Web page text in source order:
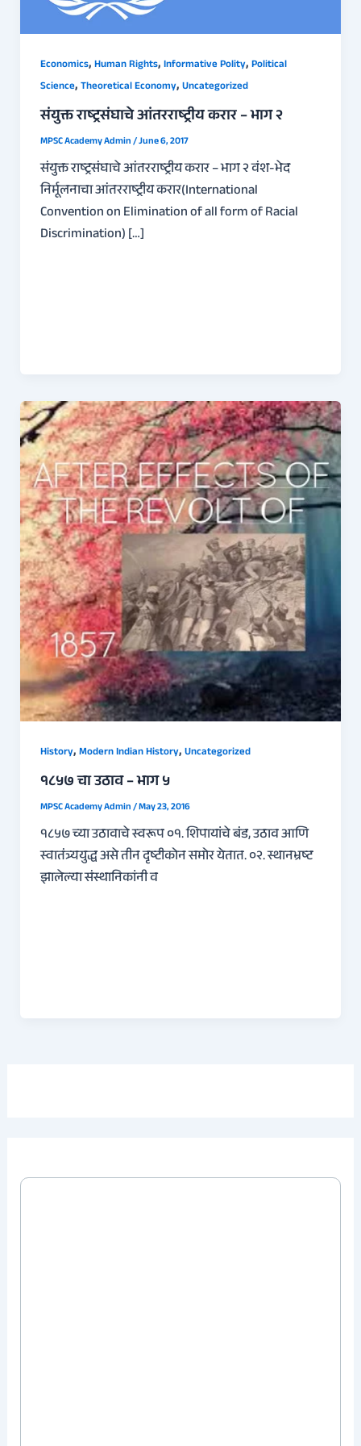
Economics,Human Rights,Informative Polity,Political
Science,Theoretical Economy,Uncategorized
संयुक्त राष्ट्रसंघाचे आंतरराष्ट्रीय करार – भाग २
MPSC Academy Admin/June 6, 2017
संयुक्त राष्ट्रसंघाचे आंतरराष्ट्रीय करार – भाग २ वंश-भेद
निर्मूलनाचा आंतरराष्ट्रीय करार(International
Convention on Elimination of all form of Racial
Discrimination) […]
History,Modern Indian History,Uncategorized
१८५७ चा उठाव – भाग ५
MPSC Academy Admin/May 23, 2016
१८५७ च्या उठावाचे स्वरूप ०१. शिपायांचे बंड, उठाव आणि
स्वातंत्र्ययुद्ध असे तीन दृष्टीकोन समोर येतात. ०२. स्थानभ्रष्ट
झालेल्या संस्थानिकांनी व